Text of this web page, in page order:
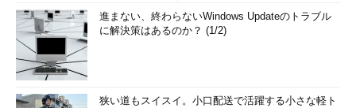
進まない、終わらないWindows Updateのトラブル
に解決策はあるのか？ (1/2)
狭い道もスイスイ。小口配送で活躍する小さな軽ト